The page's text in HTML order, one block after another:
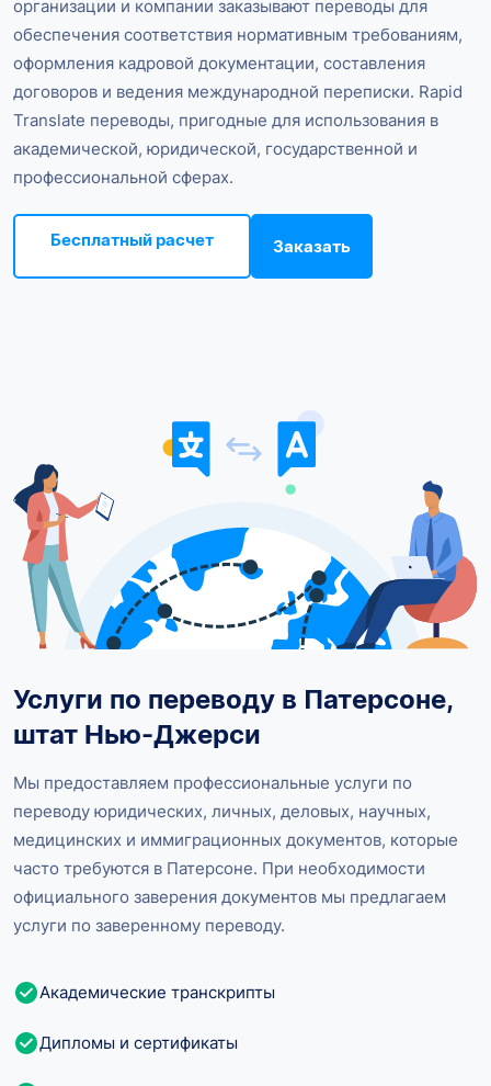
организации и компании заказывают переводы для
обеспечения соответствия нормативным требованиям,
оформления кадровой документации, составления
договоров и ведения международной переписки. Rapid
Translate переводы, пригодные для использования в
академической, юридической, государственной и
профессиональной сферах.
Бесплатный расчет Заказать
Услуги по переводу в Патерсоне,
штат Нью-Джерси
Мы предоставляем профессиональные услуги по
переводу юридических, личных, деловых, научных,
медицинских и иммиграционных документов, которые
часто требуются в Патерсоне. При необходимости
официального заверения документов мы предлагаем
услуги по заверенному переводу.
Академические транскрипты
Дипломы и сертификаты